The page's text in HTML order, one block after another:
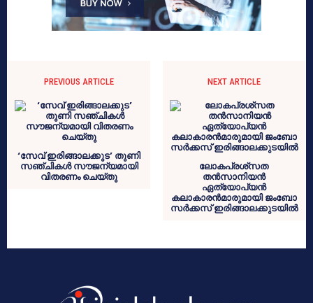
PREVIOUS ARTICLE
‘സേവ് ഇരിങ്ങാലക്കുട’ തുണി
സഞ്ചികള്‍ സൗജന്യമായി
വിതരണം ചെയ്തു
NEXT ARTICLE
ലോകപ്രശ്‌സത
തന്‍സാനിയന്‍
ഏത്യോപ്യന്‍
കലാകാരന്‍മാരുമായി ജംബോ
സര്‍ക്കസ് ഇരിങ്ങാലക്കുടയില്‍